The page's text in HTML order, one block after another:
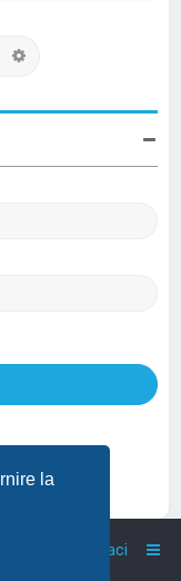
la
Contattaci